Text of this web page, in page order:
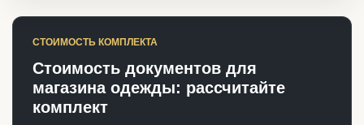
СТОИМОСТЬ КОМПЛЕКТА
Стоимость документов для
магазина одежды: рассчитайте
комплект